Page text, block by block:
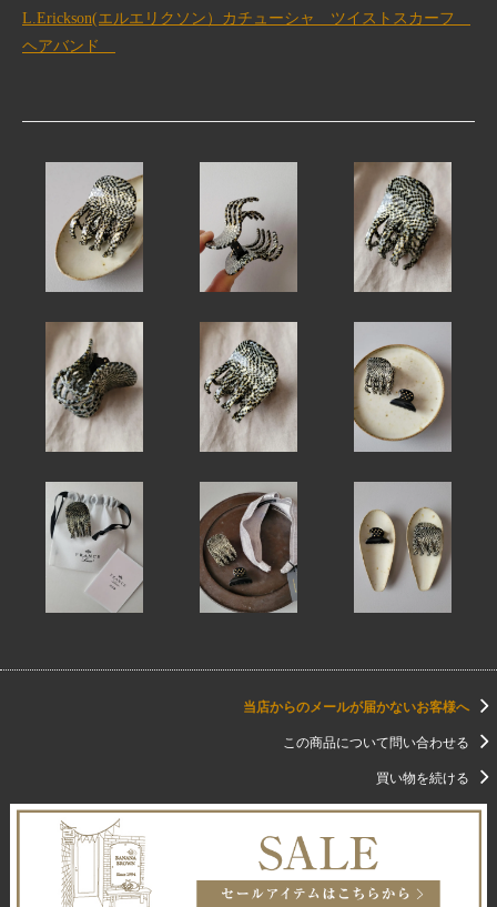
L.Erickson(エルエリクソン）カチューシャ ツイストスカーフ
ヘアバンド
当店からのメールが届かないお客様へ
この商品について問い合わせる
買い物を続ける